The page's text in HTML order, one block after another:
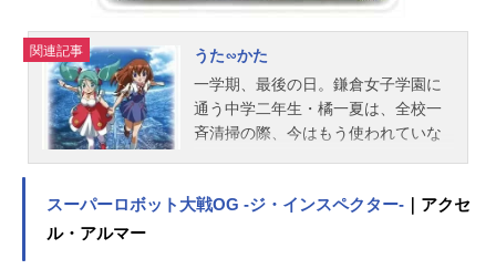
ルヴァン：菊池幸利『アンジェリー
屋神葉ノア：七海ひろきヴァージ
ル：宮崎遊カナタ：大塚剛央シュ
リ：佐藤拓也ミラン：小松昌平ゼ
ノ：島﨑信長フェリクス：上村祐翔
ロレンツォ：竹内良太サイラス：小
関連記事
うた∽かた
一学期、最後の日。鎌倉女子学園に
通う中学二年生・橘一夏は、全校一
斉清掃の際、今はもう使われていな
庭教師・誓唯に貰った大切な御守が
スーパーロボット大戦OG -ジ・インスペクター- ｜アクセ
ル・アルマー